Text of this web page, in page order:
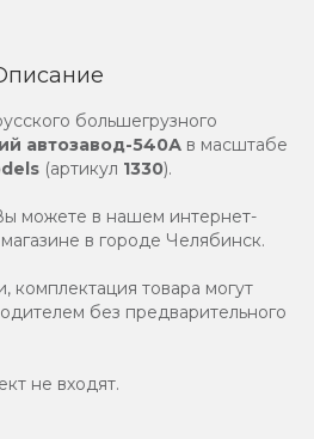
большегрузного
автозавод-540А в масштабе
(артикул 1330).
можете в нашем интернет-
в городе Челябинск.
комплектация товара могут
без предварительного
не входят.